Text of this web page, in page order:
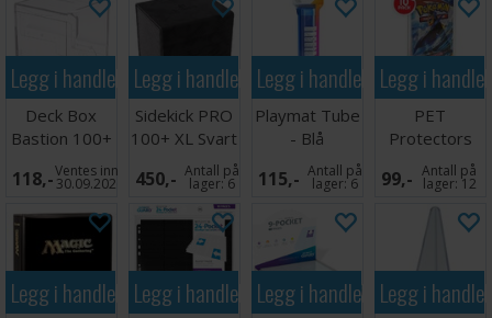
Legg i handlekurven
Deck Box
Bastion 100+
XL Clear
118,-Ventes inn
30.09.2026
Legg i handlekurven
Sidekick PRO
100+ XL Svart
450,- Antall på
lager:6
Legg i handlekurven
Playmat Tube
- Blå
115,- Antall på
lager:6
Legg i
PET
Protectors
10-Pack for
Booster
99,- Antall på
lager: 12
Legg i handlekurvenLegg i handlekurvenLegg i handlekurven
Legg i